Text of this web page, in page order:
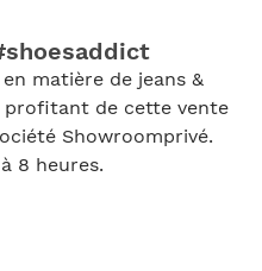
matière de jeans &
profitant de cette vente
Showroomprivé.
8 heures.